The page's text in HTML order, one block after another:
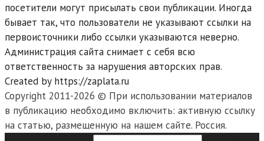
посетители могут присылать свои публикации. Иногда
бывает так, что пользователи не указывают ссылки на
первоисточники либо ссылки указываются неверно.
Администрация сайта снимает с себя всю
ответственность за нарушения авторских прав.
Created by https://zaplata.ru
Copyright 2011-2026 © При использовании материалов
в публикацию необходимо включить: активную ссылку
на статью, размещенную на нашем сайте. Россия.